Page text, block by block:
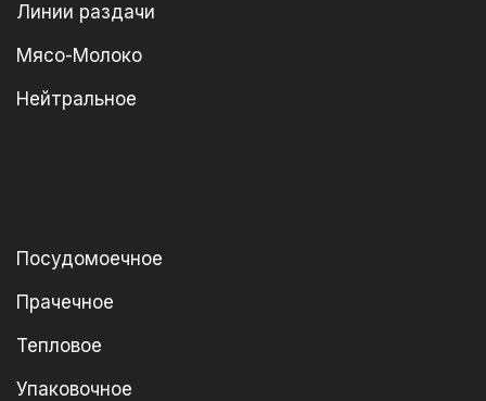
Линии раздачи
Мясо-Молоко
Нейтральное
Посудомоечное
Прачечное
Тепловое
Упаковочное